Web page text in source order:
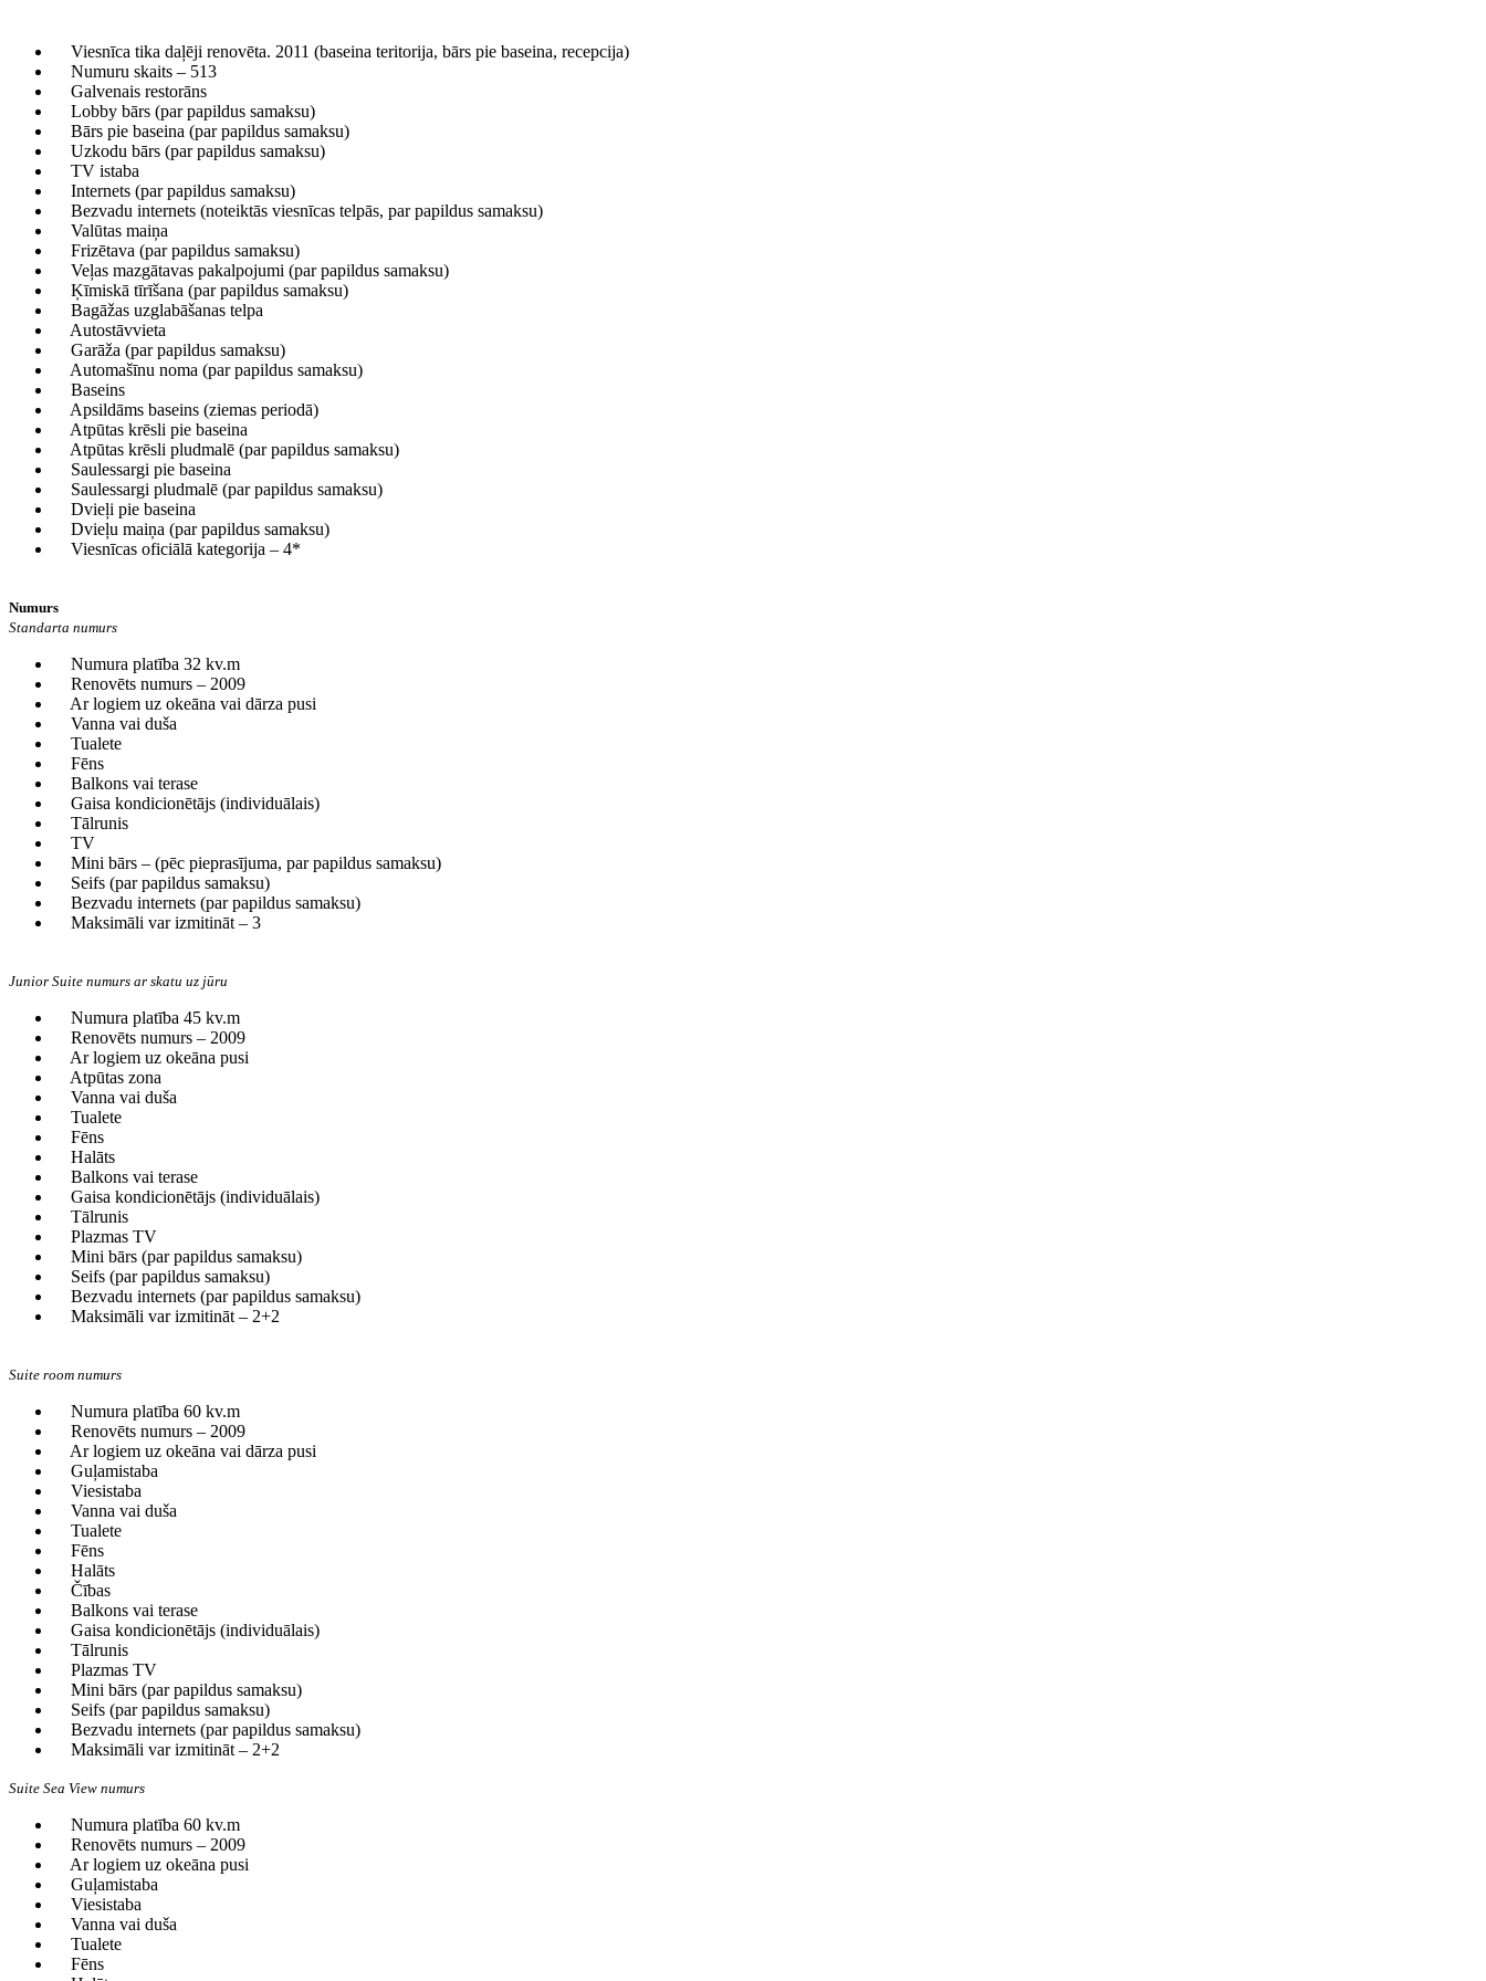
Viesnīca tika daļēji renovēta. 2011 (baseina teritorija, bārs pie baseina, recepcija)
Numuru skaits – 513
Galvenais restorāns
Lobby bārs (par papildus samaksu)
Bārs pie baseina (par papildus samaksu)
Uzkodu bārs (par papildus samaksu)
TV istaba
Internets (par papildus samaksu)
Bezvadu internets (noteiktās viesnīcas telpās, par papildus samaksu)
Valūtas maiņa
Frizētava (par papildus samaksu)
Veļas mazgātavas pakalpojumi (par papildus samaksu)
Ķīmiskā tīrīšana (par papildus samaksu)
Bagāžas uzglabāšanas telpa
Autostāvvieta
Garāža (par papildus samaksu)
Automašīnu noma (par papildus samaksu)
Baseins
Apsildāms baseins (ziemas periodā)
Atpūtas krēsli pie baseina
Atpūtas krēsli pludmalē (par papildus samaksu)
Saulessargi pie baseina
Saulessargi pludmalē (par papildus samaksu)
Dvieļi pie baseina
Dvieļu maiņa (par papildus samaksu)
Viesnīcas oficiālā kategorija – 4*
Numurs
Standarta numurs
Numura platība 32 kv.m
Renovēts numurs – 2009
Ar logiem uz okeāna vai dārza pusi
Vanna vai duša
Tualete
Fēns
Balkons vai terase
Gaisa kondicionētājs (individuālais)
Tālrunis
TV
Mini bārs – (pēc pieprasījuma, par papildus samaksu)
Seifs (par papildus samaksu)
Bezvadu internets (par papildus samaksu)
Maksimāli var izmitināt – 3
Junior Suite numurs ar skatu uz jūru
Numura platība 45 kv.m
Renovēts numurs – 2009
Ar logiem uz okeāna pusi
Atpūtas zona
Vanna vai duša
Tualete
Fēns
Halāts
Balkons vai terase
Gaisa kondicionētājs (individuālais)
Tālrunis
Plazmas TV
Mini bārs (par papildus samaksu)
Seifs (par papildus samaksu)
Bezvadu internets (par papildus samaksu)
Maksimāli var izmitināt – 2+2
Suite room numurs
Numura platība 60 kv.m
Renovēts numurs – 2009
Ar logiem uz okeāna vai dārza pusi
Guļamistaba
Viesistaba
Vanna vai duša
Tualete
Fēns
Halāts
Čības
Balkons vai terase
Gaisa kondicionētājs (individuālais)
Tālrunis
Plazmas TV
Mini bārs (par papildus samaksu)
Seifs (par papildus samaksu)
Bezvadu internets (par papildus samaksu)
Maksimāli var izmitināt – 2+2
Suite Sea View numurs
Numura platība 60 kv.m
Renovēts numurs – 2009
Ar logiem uz okeāna pusi
Guļamistaba
Viesistaba
Vanna vai duša
Tualete
Fēns